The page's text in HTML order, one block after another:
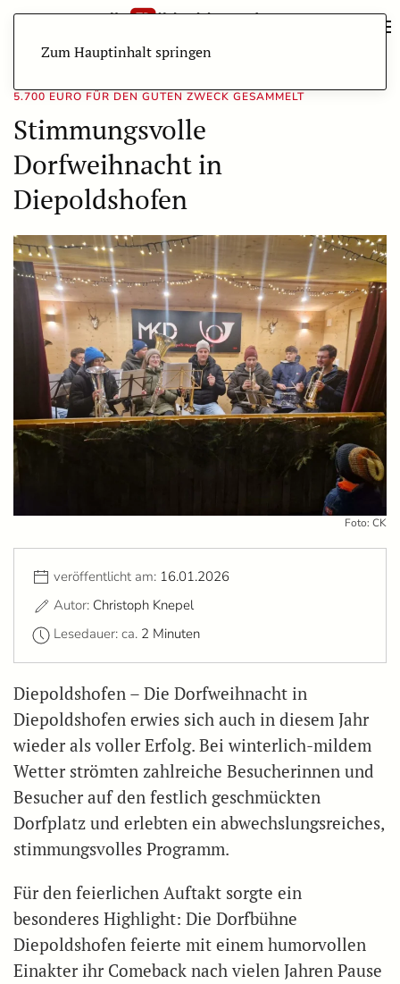
Zum Hauptinhalt springen
5.700 EURO FÜR DEN GUTEN ZWECK GESAMMELT
Stimmungsvolle
Dorfweihnacht in
Diepoldshofen
Foto: CK
veröffentlicht am: 16.01.2026
Autor: Christoph Knepel
Lesedauer: ca. 2 Minuten
Diepoldshofen – Die Dorfweihnacht in
Diepoldshofen erwies sich auch in diesem Jahr
wieder als voller Erfolg. Bei winterlich-mildem
Wetter strömten zahlreiche Besucherinnen und
Besucher auf den festlich geschmückten
Dorfplatz und erlebten ein abwechslungsreiches,
stimmungsvolles Programm.
Für den feierlichen Auftakt sorgte ein
besonderes Highlight: Die Dorfbühne
Diepoldshofen feierte mit einem humorvollen
Einakter ihr Comeback nach vielen Jahren Pause